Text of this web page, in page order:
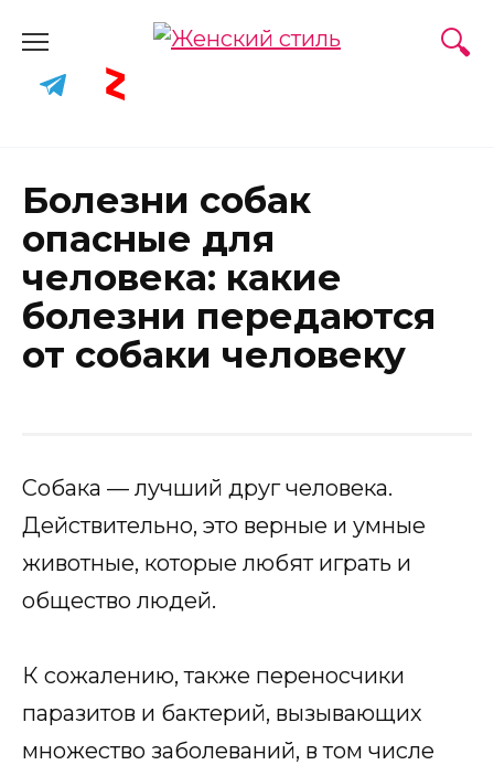
content
Болезни собак
опасные для
человека: какие
болезни передаются
от собаки человеку
Собака — лучший друг человека.
Действительно, это верные и умные
животные, которые любят играть и
общество людей.
К сожалению, также переносчики
паразитов и бактерий, вызывающих
множество заболеваний, в том числе